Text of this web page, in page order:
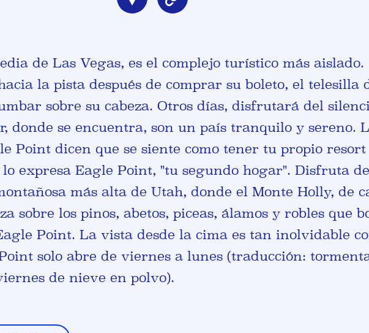
de Las Vegas, es el complejo turístico más aislado.
la pista después de comprar su boleto, el telesilla
sobre su cabeza. Otros días, disfrutará del
donde se encuentra, son un país tranquilo y sereno.
Point dicen que se siente como tener tu propio resort
lo expresa Eagle Point, "tu segundo hogar". Disfruta
más alta de Utah, donde el Monte Holly, de
sobre los pinos, abetos, piceas, álamos y robles que
Point. La vista desde la cima es tan inolvidable
solo abre de viernes a lunes (traducción:
de nieve en polvo).